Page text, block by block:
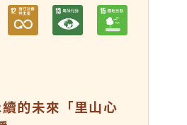
的未來「里山心